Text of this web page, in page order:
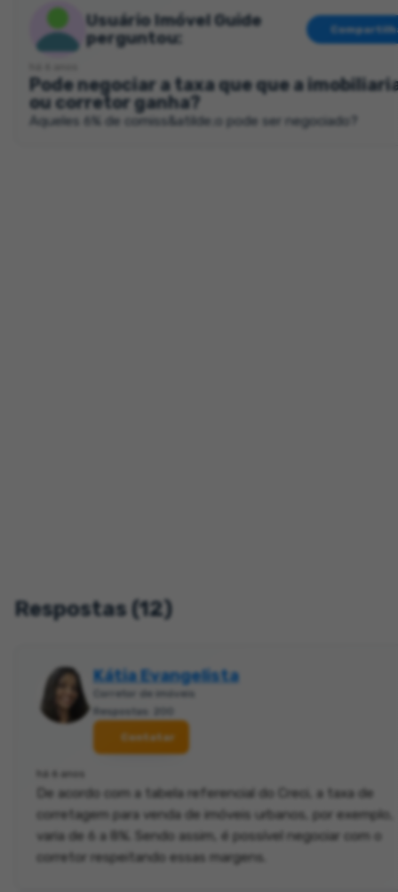
Usuário Imóvel Guide
perguntou:
Pode negociar a taxa que que a
ou corretor ganha?
Aqueles 6% de comiss&atilde;o pode ser negociado?
Respostas (12)
Kátia Evangelista
Corretor de imóveis
Respostas: 200
Contatar
há 6 anos
De acordo com a tabela referencial do Creci, a taxa de
corretagem para venda de imóveis urbanos, por exemplo,
varia de 6 a 8%. Sendo assim, é possível negociar com o
corretor respeitando essas margens.